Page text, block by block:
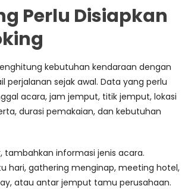
Perlu Disiapkan
kebutuhan kendaraan dengan
perjalanan sejak awal. Data yang perlu
acara, jam jemput, titik jemput, lokasi
durasi pemakaian, dan kebutuhan
tambahkan informasi jenis acara.
hari, gathering menginap, meeting hotel,
atau antar jemput tamu perusahaan.